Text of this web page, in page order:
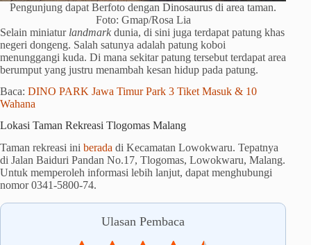
Pengunjung dapat Berfoto dengan Dinosaurus di area taman.
Foto: Gmap/Rosa Lia
Selain miniatur landmark dunia, di sini juga terdapat patung khas
negeri dongeng. Salah satunya adalah patung koboi
menunggangi kuda. Di mana sekitar patung tersebut terdapat area
berumput yang justru menambah kesan hidup pada patung.
Baca: DINO PARK Jawa Timur Park 3 Tiket Masuk & 10
Wahana
Lokasi Taman Rekreasi Tlogomas Malang
Taman rekreasi ini berada di Kecamatan Lowokwaru. Tepatnya
di Jalan Baiduri Pandan No.17, Tlogomas, Lowokwaru, Malang.
Untuk memperoleh informasi lebih lanjut, dapat menghubungi
nomor 0341-5800-74.
Ulasan Pembaca